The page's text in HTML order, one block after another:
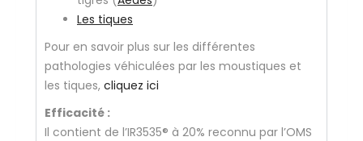
Les tiques
Pour en savoir plus sur les différentes
pathologies véhiculées par les moustiques et
les tiques, cliquez ici
Efficacité :
Il contient de l’IR3535® à 20% reconnu par l’OMS